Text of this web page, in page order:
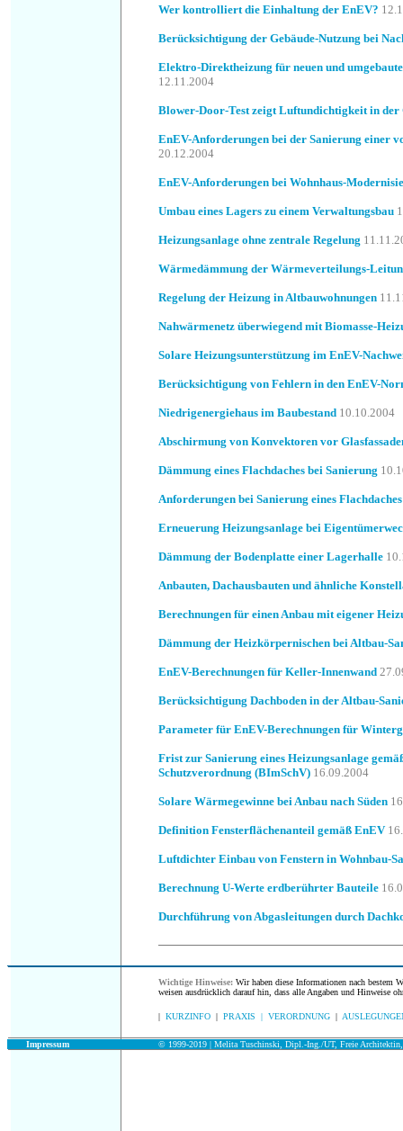
Wer kontrolliert die Einhaltung der EnEV?
Berücksichtigung der Gebäude-Nutzung bei
Elektro-Direktheizung für neuen und
12.11.2004
Blower-Door-Test zeigt Luftundichtigkeit in der
EnEV-Anforderungen bei der Sanierung einer
20.12.2004
EnEV-Anforderungen bei Wohnhaus-
Umbau eines Lagers zu einem Verwaltungsbau
Heizungsanlage ohne zentrale Regelung
Wärmedämmung der Wärmeverteilungs-
Regelung der Heizung in Altbauwohnungen
Nahwärmenetz überwiegend mit Biomasse-
Solare Heizungsunterstützung im EnEV-
Berücksichtigung von Fehlern in den EnEV-
Niedrigenergiehaus im Baubestand 10.10.2004
Abschirmung von Konvektoren vor
Dämmung eines Flachdaches bei Sanierung
Anforderungen bei Sanierung eines Flachdaches
Erneuerung Heizungsanlage bei
Dämmung der Bodenplatte einer Lagerhalle
Anbauten, Dachausbauten und ähnliche
Berechnungen für einen Anbau mit eigener
Dämmung der Heizkörpernischen bei Altbau-
EnEV-Berechnungen für Keller-Innenwand
Berücksichtigung Dachboden in der Altbau-
Parameter für EnEV-Berechnungen für
Frist zur Sanierung eines Heizungsanlage
Schutzverordnung (BImSchV) 16.09.2004
Solare Wärmegewinne bei Anbau nach Süden
Definition Fensterflächenanteil gemäß EnEV
Luftdichter Einbau von Fenstern in Wohnbau-
Berechnung U-Werte erdberührter Bauteile
Durchführung von Abgasleitungen durch
Wichtige Hinweise: Wir haben diese Informationen nach bestem
weisen ausdrücklich darauf hin, dass alle Angaben und Hinweise
| KURZINFO | PRAXIS | VERORDNUNG |
Impressum © 1999-2019 | Melita Tuschinski, Dipl.-Ing./UT, Freie